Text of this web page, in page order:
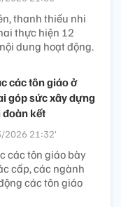
thanh thiếu nhi
thực hiện 12
dung hoạt động.
các tôn giáo ở
góp sức xây dựng
đoàn kết
21:32’
các tôn giáo bày
cấp, các ngành
các tôn giáo